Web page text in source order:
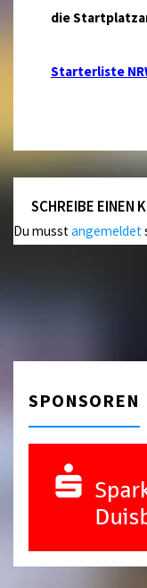
die
Starterliste
SCHREIBE EINEN
Du musstangemeldet
SPONSOREN